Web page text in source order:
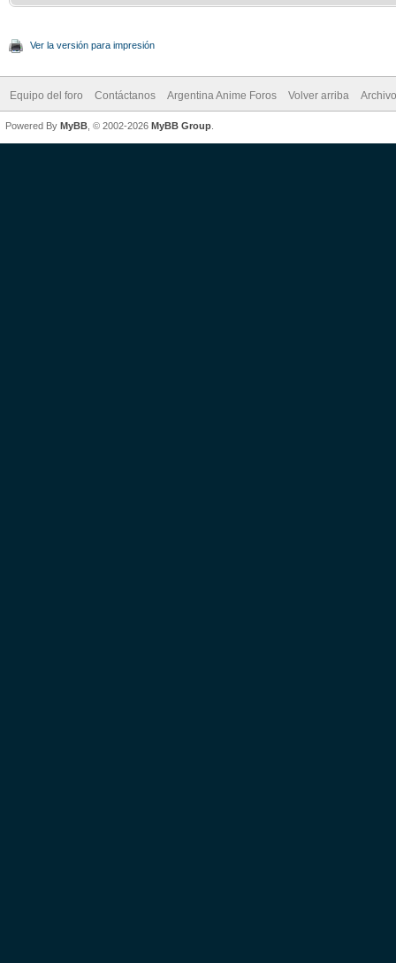
Ver la versión para impresión
Equipo del foro Contáctanos Argentina Anime Foros Volver arriba
Powered By MyBB , © 2002-2026 MyBB Group